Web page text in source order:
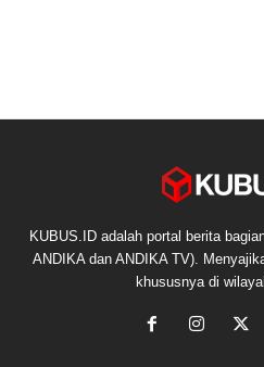
KUBUS.ID adalah portal berita
ANDIKA dan ANDIKA TV).
khususnya di